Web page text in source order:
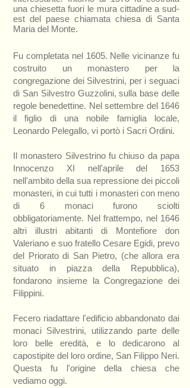
una chiesetta fuori le mura cittadine a sud-
est del paese chiamata chiesa di Santa
Maria del Monte.
Fu completata nel 1605. Nelle vicinanze fu
costruito un monastero per la
congregazione dei Silvestrini, per i seguaci
di San Silvestro Guzzolini, sulla base delle
regole benedettine. Nel settembre del 1646
il figlio di una nobile famiglia locale,
Leonardo Pelegallo, vi portò i Sacri Ordini.
Il monastero Silvestrino fu chiuso da papa
Innocenzo XI nell'aprile del 1653
nell'ambito della sua repressione dei piccoli
monasteri, in cui tutti i monasteri con meno
di 6 monaci furono sciolti
obbligatoriamente. Nel frattempo, nel 1646
altri illustri abitanti di Montefiore don
Valeriano e suo fratello Cesare Egidi, prevo
del Priorato di San Pietro, (che allora era
situato in piazza della Repubblica),
fondarono insieme la Congregazione dei
Filippini.
Fecero riadattare l'edificio abbandonato dai
monaci Silvestrini, utilizzando parte delle
loro belle eredità, e lo dedicarono al
capostipite del loro ordine, San Filippo Neri.
Questa fu l'origine della chiesa che
vediamo oggi.